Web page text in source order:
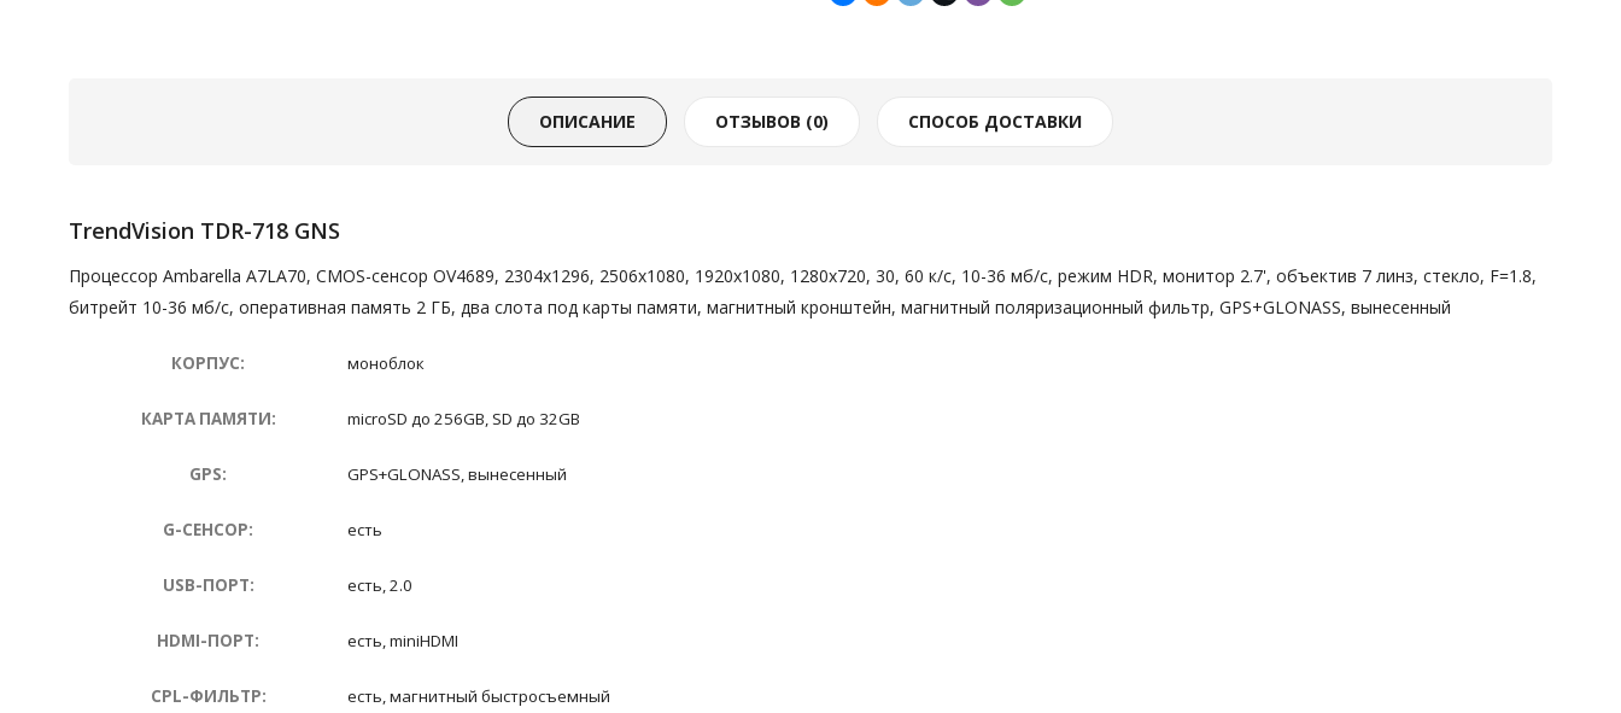
ОПИСАНИЕ ОТЗЫВОВ (0) СПОСОБ ДОСТАВКИ
TrendVision TDR-718 GNS
Процессор Ambarella A7LA70, CMOS-сенсор OV4689, 2304х1296, 2506х1080, 1920х1080, 1280х720, 30, 60 к/с, 10-36 мб/с, режим HDR, монитор 2.7', объектив 7 линз, стекло, F=1.8,
битрейт 10-36 мб/с, оперативная память 2 ГБ, два слота под карты памяти, магнитный кронштейн, магнитный поляризационный фильтр, GPS+GLONASS, вынесенный
КОРПУС: моноблок
КАРТА ПАМЯТИ: microSD до 256GB, SD до 32GB
GPS: GPS+GLONASS, вынесенный
G-СЕНСОР: есть
USB-ПОРТ: есть, 2.0
HDMI-ПОРТ: есть, miniHDMI
CPL-ФИЛЬТР: есть, магнитный быстросъемный